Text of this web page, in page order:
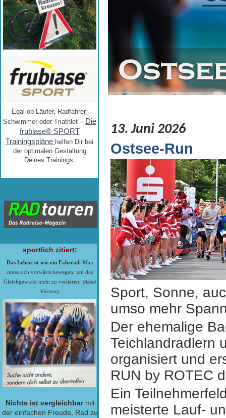
Egal ob Läufer, Radfahrer,
Schwimmer oder Triathlet – Die
frubiase® SPORT
Trainingspläne helfen Dir bei
der optimalen Gestaltung
Deines Trainings.
sportlich zitiert:
Das Leben ist wie ein Fahrrad. Man
muss sich vorwärts bewegen, um das
Gleichgewicht nicht zu verlieren.
(Albert
Einstein)
Nichts ist vergleichbarmit
der einfachen Freude, Rad zu
13. Juni 2026
Ostsee-Run
Sport, Sonne,
umso mehr
Der ehemalige
Teichlandradlern
organisiert und
RUN by ROTEC
Ein
meisterte Lauf-